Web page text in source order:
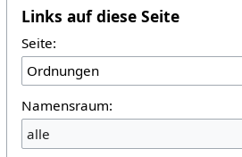
Links auf diese Seite
Seite:
Namensraum:
alle